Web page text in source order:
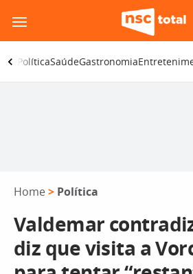
para
o
conteúdo
PolíticaSaúdeGastronomia
Home > Política
Valdemar
diz que visita a